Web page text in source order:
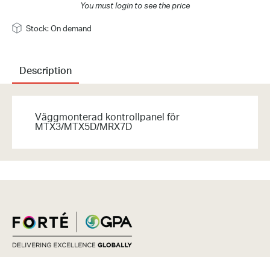
You must login to see the price
Stock: On demand
Description
Väggmonterad kontrollpanel för
MTX3/MTX5D/MRX7D